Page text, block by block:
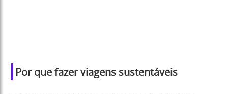
Por que fazer viagens sustentáveis